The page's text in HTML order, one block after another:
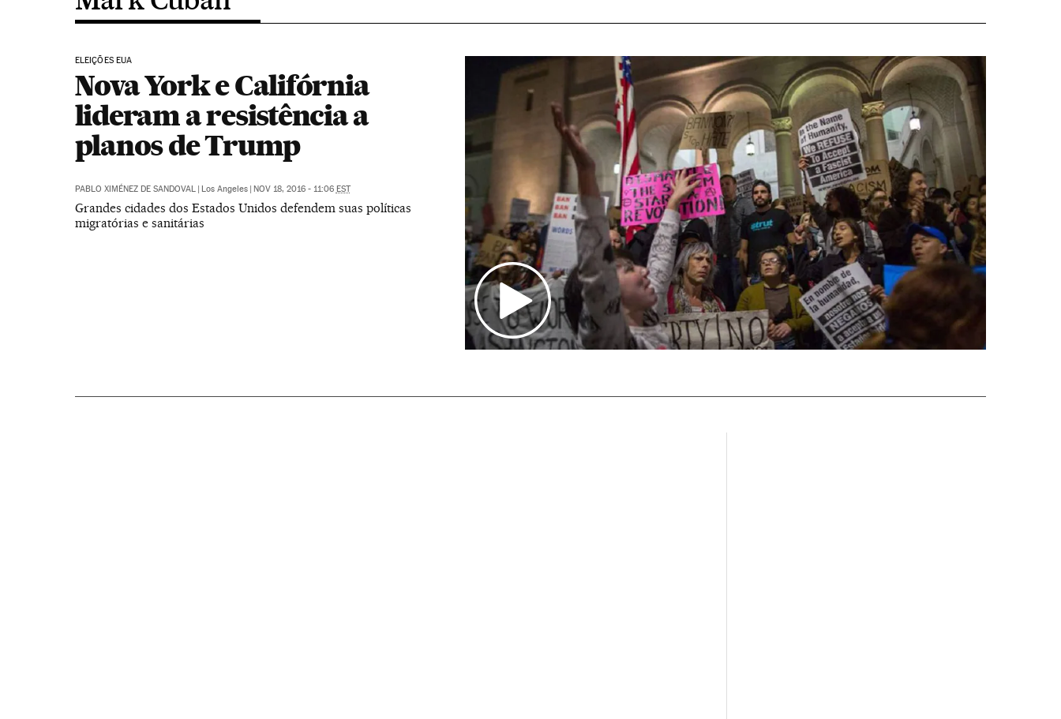
ELEIÇÕES EUA
Nova York e Califórnia
lideram a resistência a
planos de Trump
PABLO XIMÉNEZ DE SANDOVAL | Los Angeles | NOV 18, 2016 - 11:06 EST
Grandes cidades dos Estados Unidos defendem suas políticas
migratórias e sanitárias